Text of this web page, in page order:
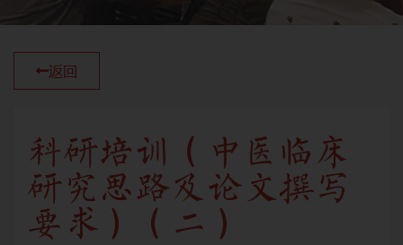
返回
科研培训（中医临床
研究思路及论文撰写
要求）（二）